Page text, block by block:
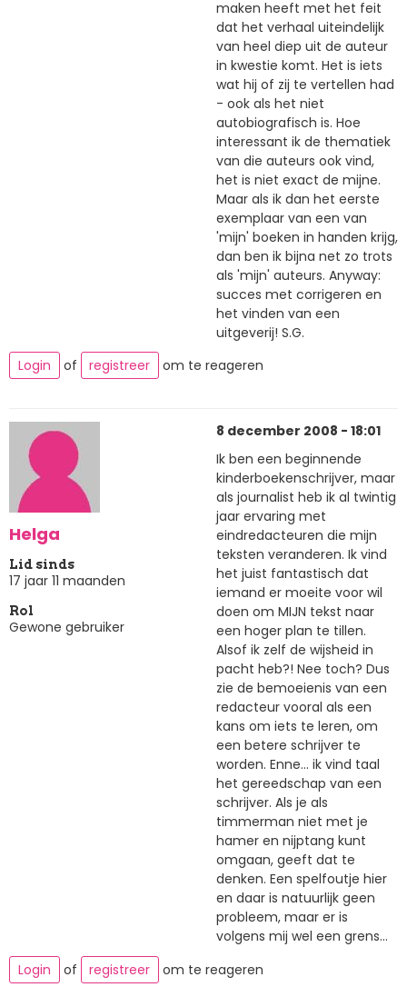
maken heeft met het feit
dat het verhaal uiteindelijk
van heel diep uit de auteur
in kwestie komt. Het is iets
wat hij of zij te vertellen had
- ook als het niet
autobiografisch is. Hoe
interessant ik de thematiek
van die auteurs ook vind,
het is niet exact de mijne.
Maar als ik dan het eerste
exemplaar van een van
'mijn' boeken in handen krijg,
dan ben ik bijna net zo trots
als 'mijn' auteurs. Anyway:
succes met corrigeren en
het vinden van een
uitgeverij! S.G.
Login
of registreer om te reageren
Helga
Lid sinds
17 jaar 11 maanden
Rol
Gewone gebruiker
8 december 2008 - 18:01
Ik ben een beginnende
kinderboekenschrijver, maar
als journalist heb ik al twintig
jaar ervaring met
eindredacteuren die mijn
teksten veranderen. Ik vind
het juist fantastisch dat
iemand er moeite voor wil
doen om MIJN tekst naar
een hoger plan te tillen.
Alsof ik zelf de wijsheid in
pacht heb?! Nee toch? Dus
zie de bemoeienis van een
redacteur vooral als een
kans om iets te leren, om
een betere schrijver te
worden. Enne... ik vind taal
het gereedschap van een
schrijver. Als je als
timmerman niet met je
hamer en nijptang kunt
omgaan, geeft dat te
denken. Een spelfoutje hier
en daar is natuurlijk geen
probleem, maar er is
volgens mij wel een grens...
Login
of registreer om te reageren